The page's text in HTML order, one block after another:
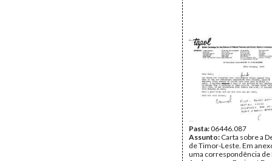
Pasta:06446.087
Assunto: Carta sobre a
de Timor-Leste. Em
uma correspondência de